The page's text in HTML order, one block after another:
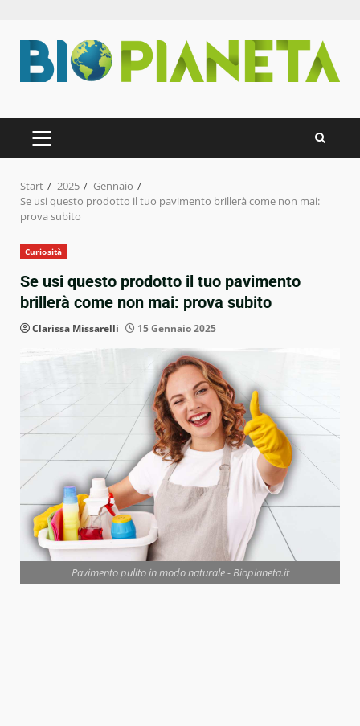
Inhalt
springen
PRIMÄRES
MENÜ
Start 2025
Gennaio
Se usi questo prodotto il tuo pavimento brillerà come non mai:
prova subito
Curiosità
Se usi questo prodotto il tuo pavimento
brillerà come non mai: prova subito
Clarissa Missarelli 15 Gennaio 2025
Pavimento pulito in modo naturale - Biopianeta.it